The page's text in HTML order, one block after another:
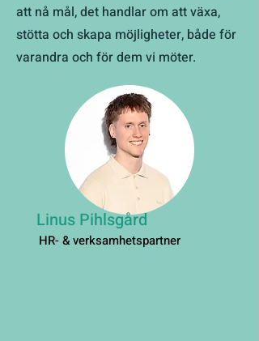
att nå mål, det handlar om att växa,
stötta och skapa möjligheter, både för
varandra och för dem vi möter.
Linus Pihlsgård
HR- & verksamhetspartner